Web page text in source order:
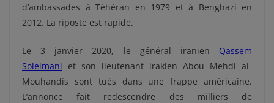
d’ambassades à Téhéran en 1979 et à Benghazi en
2012. La riposte est rapide.
Le 3 janvier 2020, le général iranien Qassem
Soleimani et son lieutenant irakien Abou Mehdi al-
Mouhandis sont tués dans une frappe américaine.
L’annonce fait redescendre des milliers de